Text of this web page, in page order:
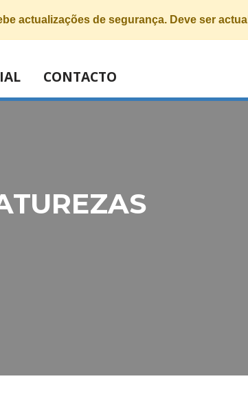
actualizações de segurança. Deve ser
CONTACTO